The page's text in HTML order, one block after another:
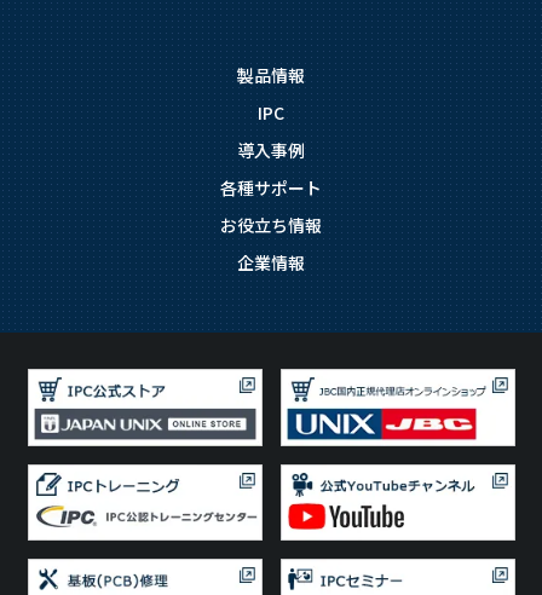
製品情報
IPC
導入事例
各種サポート
お役立ち情報
企業情報